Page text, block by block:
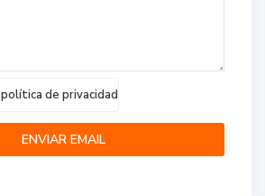
política de privacidad